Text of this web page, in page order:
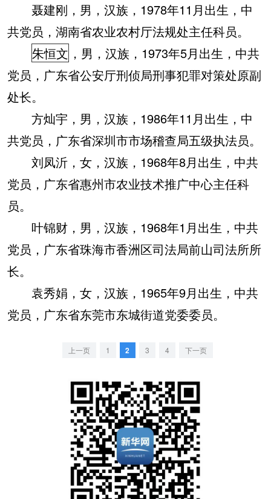
聂建刚，男，汉族，1978年11月出生，中
共党员，湖南省农业农村厅法规处主任科员。
朱恒文 ，男，汉族，1973年5月出生，中共
党员，广东省公安厅刑侦局刑事犯罪对策处原副
处长。
方灿宇，男，汉族，1986年11月出生，中
共党员，广东省深圳市市场稽查局五级执法员。
刘凤沂，女，汉族，1968年8月出生，中共
党员，广东省惠州市农业技术推广中心主任科
员。
叶锦财，男，汉族，1968年1月出生，中共
党员，广东省珠海市香洲区司法局前山司法所所
长。
袁秀娟，女，汉族，1965年9月出生，中共
党员，广东省东莞市东城街道党委委员。
上一页 1 2 3 4 下一页